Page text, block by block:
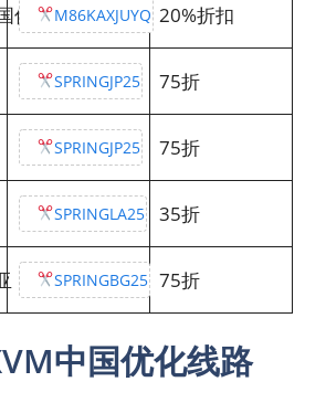
优化M86KAXJUYQ 20%折扣
SPRINGJP25 75折
SPRINGJP25 75折
SPRINGLA25 35折
SPRINGBG25 75折
中国优化线路